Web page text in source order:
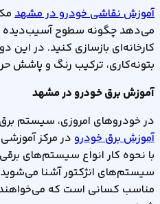
آموزش نقاشی خودرو در مشهد
می‌دهد چگونه سطوح آسیب‌دیده
کارخانه‌ای بازسازی کنید. در این
بتونه‌کاری، ترکیب رنگ و پاشش
آموزش برق خودرو در مشهد
در خودروهای امروزی، سیستم
آموزش برق خودرو در مرکز
با نحوه کار انواع سیستم‌های
سیستم‌های انژکتور آشنا
مناسب کسانی است که می‌خواهند